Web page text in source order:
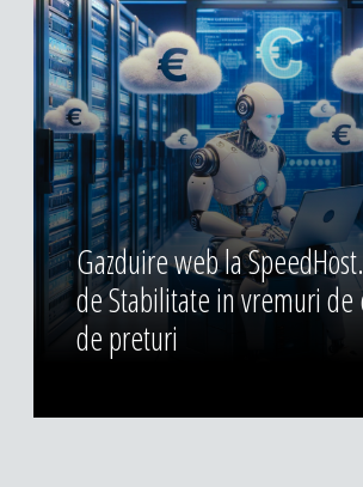
Gazduire web la
de Stabilitate in vremuri de
de preturi